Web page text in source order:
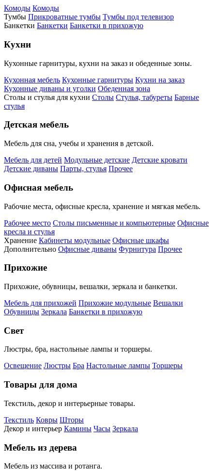
Комоды Комоды
Тумбы Прикроватные тумбы Тумбы под телевизор
Банкетки Банкетки Банкетки в прихожую
Кухни
Кухонные гарнитуры, кухни на заказ и обеденные зоны.
Кухонная мебель Кухонные гарнитуры Кухни на заказ
Кухонные диваны и уголки Обеденная зона
Столы и стулья для кухни Столы Стулья, табуреты Барные
стулья
Детская мебель
Мебель для сна, учебы и хранения в детской.
Мебель для детей Модульные детские Детские кровати
Детские диваны Парты, стулья Прочее
Офисная мебель
Рабочие места, офисные кресла, хранение и мягкая мебель.
Рабочее место Столы письменные и компьютерные Офисные
кресла и стулья
Хранение Кабинеты модульные Офисные шкафы
Дополнительно Офисные диваны Фурнитура Прочее
Прихожие
Прихожие, обувницы, вешалки, зеркала и банкетки.
Мебель для прихожей Прихожие модульные Вешалки
Обувницы Зеркала Банкетки в прихожую
Свет
Люстры, бра, настольные лампы и торшеры.
Освещение Люстры Бра Настольные лампы Торшеры
Товары для дома
Текстиль, декор и интерьерные товары.
Текстиль Ковры Шторы
Декор и интерьер Камины Часы Зеркала
Мебель из дерева
Мебель из массива и ротанга.